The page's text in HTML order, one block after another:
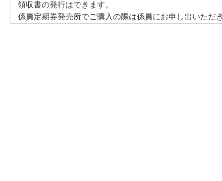
領収書の発行はできます。
係員定期券発売所でご購入の際は係員にお申し出いた